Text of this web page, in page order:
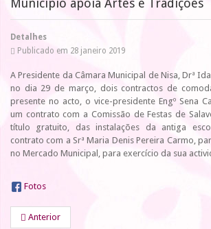
Município apoia Artes e Tradições
Detalhes
Publicado em 28 janeiro 2019
A Presidente da Câmara Municipal de Nisa, Drª
no dia 29 de março, dois contractos de
presente no acto, o vice-presidente Engº Sena
um contrato com a Comissão de Festas de
título gratuito, das instalações da antiga
contrato com a Srª Maria Denis Pereira Carmo,
no Mercado Municipal, para exercício da sua
Fotos
Anterior